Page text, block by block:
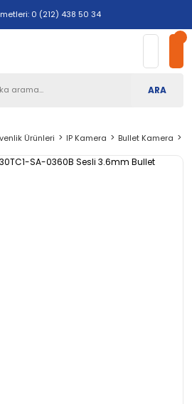
0 (212) 438 50 34
ARA
Ürünleri IP Kamera Bullet Kamera